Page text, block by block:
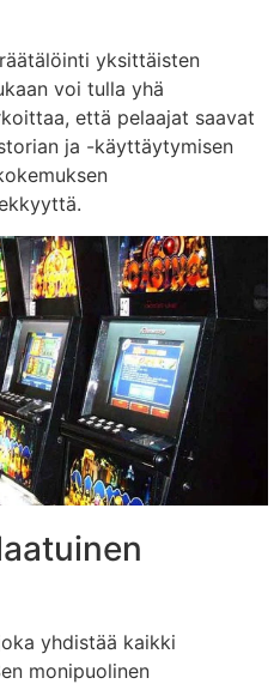
yksittäisten
voi tulla yhä
että pelaajat saavat
ja -käyttäytymisen
yhdistää kaikki
monipuolinen